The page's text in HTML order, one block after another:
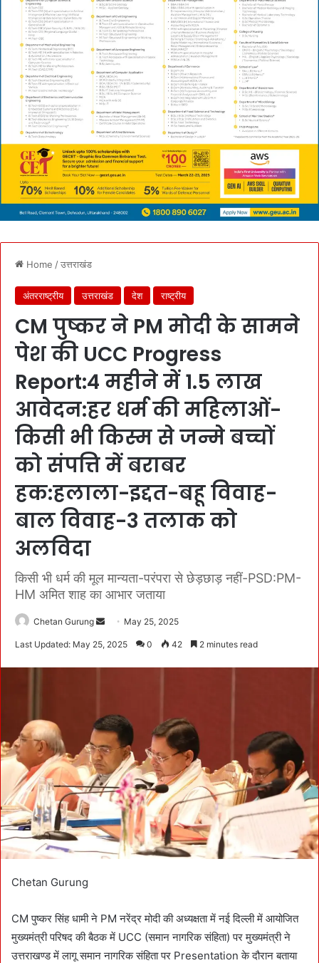
Home /उत्तराखंड
अंतरराष्ट्रीय उत्तराखंड देश राष्ट्रीय
CM पुष्कर ने PM मोदी के सामने
पेश की UCC Progress
Report:4 महीने में 1.5 लाख
आवेदन:हर धर्म की महिलाओं-
किसी भी किस्म से जन्मे बच्चों
को संपत्ति में बराबर
हक:हलाला-इद्दत-बहू विवाह-
बाल विवाह-3 तलाक को
अलविदा
किसी भी धर्म की मूल मान्यता-परंपरा से छेड़छाड़ नहीं-PSD:PM-
HM अमित शाह का आभार जताया
Chetan Gurung
e
a
i
l
May 25, 2025
Last Updated: May 25, 2025 0 42 2 minutes read
Chetan Gurung
CM पुष्कर सिंह धामी ने PM नरेंद्र मोदी की अध्यक्षता में नई दिल्ली में आयोजित
मुख्यमंत्री परिषद की बैठक में UCC (समान नागरिक संहिता) पर मुख्यमंत्री ने
उत्तराखण्ड में लागू समान नागरिक संहिता पर Presentation के दौरान बताया